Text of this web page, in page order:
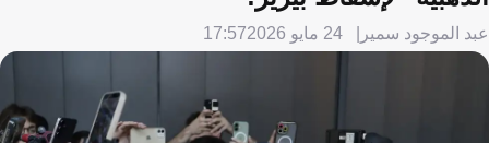
عبد الموجود سمير 24 مايو 2026 17:57